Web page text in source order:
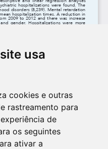
usa
cookies e outras
rastreamento para
de
os seguintes
ativar a